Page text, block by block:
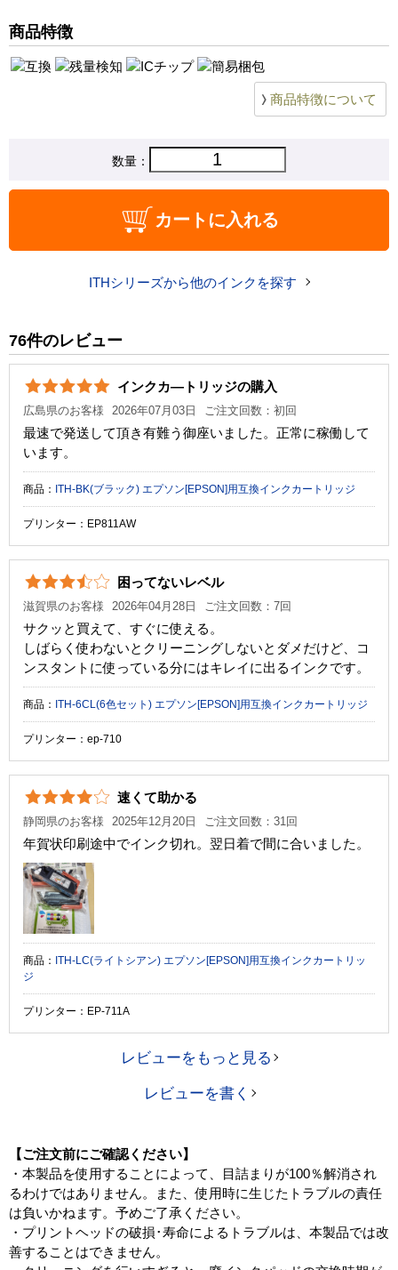
商品特徴
商品特徴について
数量：
カートに入れる
ITHシリーズから他のインクを探す
76件のレビュー
インクカ―トリッジの購入
広島県のお客様 2026年07月03日 ご注文回数：初回
最速で発送して頂き有難う御座いました。正常に稼働して
います。
商品： ITH-BK(ブラック) エプソン[EPSON]用互換インクカートリッジ
プリンター：EP811AW
困ってないレベル
滋賀県のお客様 2026年04月28日 ご注文回数：7回
サクッと買えて、すぐに使える。
しばらく使わないとクリーニングしないとダメだけど、コ
ンスタントに使っている分にはキレイに出るインクです。
商品： ITH-6CL(6色セット) エプソン[EPSON]用互換インクカートリッジ
プリンター：ep-710
速くて助かる
静岡県のお客様 2025年12月20日 ご注文回数：31回
年賀状印刷途中でインク切れ。翌日着で間に合いました。
商品： ITH-LC(ライトシアン) エプソン[EPSON]用互換インクカートリッ
ジ
プリンター：EP-711A
レビューをもっと見る
レビューを書く
【ご注文前にご確認ください】
・本製品を使用することによって、目詰まりが100％解消され
るわけではありません。また、使用時に生じたトラブルの責任
は負いかねます。予めご了承ください。
・プリントヘッドの破損･寿命によるトラブルは、本製品では改
善することはできません。